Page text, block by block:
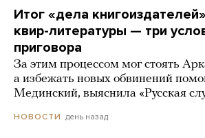
Итог «дела
квир-литературы — три
приговора
За этим процессом мог стоять
а избежать новых обвинений
Мединский, выяснила «Русская
НОВОСТИ день назад